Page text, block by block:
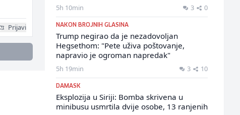
Prijavi
5h 10min 3 0
NAKON BROJNIH GLASINA
Trump negirao da je nezadovoljan
Hegsethom: "Pete uživa poštovanje,
napravio je ogroman napredak"
5h 19min 3 10
DAMASK
Eksplozija u Siriji: Bomba skrivena u
minibusu usmrtila dvije osobe, 13 ranjenih